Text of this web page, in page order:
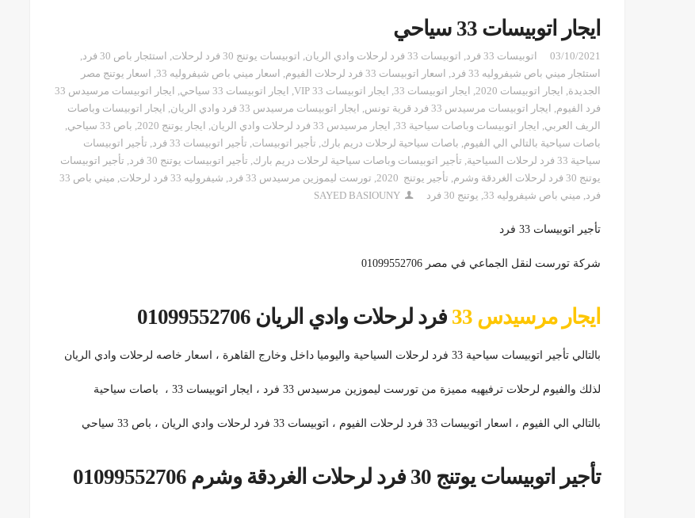
ايجار اتوبيسات 33 سياحي
03/10/2021 اتوبيسات 33 فرد , اتوبيسات 33 فرد لرحلات وادي الريان , اتوبيسات يوتنج 30 فرد لرحلات , استئجار باص 30 فرد
,
استئجار ميني باص شيفروليه 33 فرد
, اسعار اتوبيسات 33 فرد لرحلات الفيوم , اسعار ميني باص شيفروليه 33 , اسعار يوتنج مصر
الجديدة, ايجار اتوبيسات 2020 , ايجار اتوبيسات 33 , ايجار اتوبيسات 33 VIP , ايجار اتوبيسات 33 سياحي ,
ايجار اتوبيسات مرسيدس 33
فرد الفيوم, ايجار اتوبيسات مرسيدس 33 فرد قرية تونس , ايجار اتوبيسات مرسيدس 33 فرد وادي الريان , ايجار اتوبيسات وباصات
الريف العربي, ايجار اتوبيسات وباصات سياحية 33 , ايجار مرسيدس 33 فرد لرحلات وادي الريان , ايجار يوتنج 2020 , باص 33 سياحي
,
باصات سياحية بالتالي الي الفيوم, باصات سياحية لرحلات دريم بارك, تأجير اتوبيسات, تأجير اتوبيسات 33 فرد , تأجير اتوبيسات
سياحية 33 فرد لرحلات السياحية
, تأجير اتوبيسات وباصات سياحية لرحلات دريم بارك, تأجير اتوبيسات يوتنج 30 فرد , تأجير اتوبيسات
يوتنج 30 فرد لرحلات الغردقة وشرم
, تأجير يوتنج 2020 , تورست ليموزين مرسيدس 33 فرد , شيفروليه 33 فرد لرحلات ,
ميني باص 33
فرد, ميني باص شيفروليه 33 , يوتنج 30 فرد SAYED BASIOUNY
تأجير اتوبيسات 33 فرد
شركة تورست لنقل الجماعي في مصر 01099552706
ايجار مرسيدس 33 فرد لرحلات وادي الريان 01099552706
بالتالي تأجير اتوبيسات سياحية 33 فرد لرحلات السياحية واليوميا داخل وخارج القاهرة ، اسعار خاصه لرحلات وادي الريان
لذلك والفيوم لرحلات ترفيهيه مميزة من تورست ليموزين مرسيدس 33 فرد ، ايجار اتوبيسات 33 ، باصات سياحية
بالتالي الي الفيوم ، اسعار اتوبيسات 33 فرد لرحلات الفيوم ، اتوبيسات 33 فرد لرحلات وادي الريان ، باص 33 سياحي
تأجير اتوبيسات يوتنج 30 فرد لرحلات الغردقة وشرم 01099552706